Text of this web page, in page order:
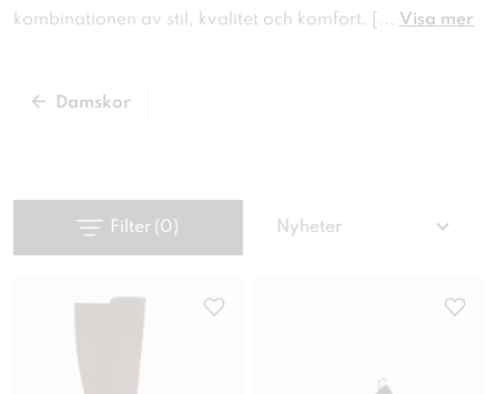
kombinationen av stil, kvalitet och komfort. [
... Visa mer
Damskor
Filter (0) Nyheter